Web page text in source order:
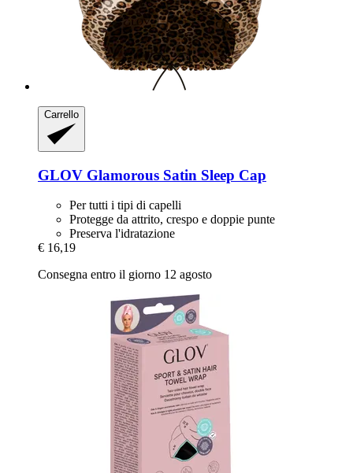
Carrello
GLOV Glamorous Satin Sleep Cap
Per tutti i tipi di capelli
Protegge da attrito, crespo e doppie punte
Preserva l'idratazione
€ 16,19
Consegna entro il giorno 12 agosto